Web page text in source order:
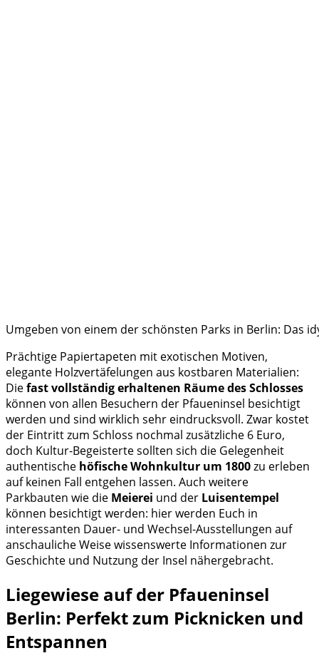
Umgeben von einem der schönsten Parks in Berlin: Das
Prächtige Papiertapeten mit exotischen Motiven,
elegante Holzvertäfelungen aus kostbaren Materialien:
Diefast vollständig erhaltenen Räume des Schlosses
können von allen Besuchern der Pfaueninsel besichtigt
werden und sind wirklich sehr eindrucksvoll. Zwar kostet
der Eintritt zum Schloss nochmal zusätzliche 6 Euro,
doch Kultur-Begeisterte sollten sich die Gelegenheit
authentische höfische Wohnkultur um 1800zu erleben
auf keinen Fall entgehen lassen. Auch weitere
Parkbauten wie die Meierei und der Luisentempel
können besichtigt werden: hier werden Euch in
interessanten Dauer- und Wechsel-Ausstellungen auf
anschauliche Weise wissenswerte Informationen zur
Geschichte und Nutzung der Insel nähergebracht.
Liegewiese auf der Pfaueninsel
Berlin: Perfekt zum Picknicken und
Entspannen